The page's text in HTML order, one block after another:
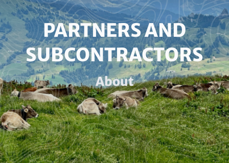
HEADLINE
(OPTIONAL)
PARTNERS AND
SUBCONTRACTORS
Subline
(optional)
About